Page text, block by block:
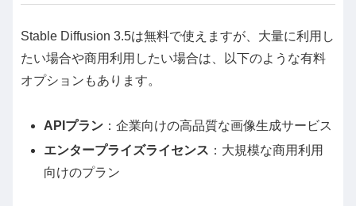
Stable Diffusion 3.5は無料で使えますが、大量に利用し
たい場合や商用利用したい場合は、以下のような有料
オプションもあります。
APIプラン ：企業向けの高品質な画像生成サービス
エンタープライズライセンス ：大規模な商用利用
向けのプラン